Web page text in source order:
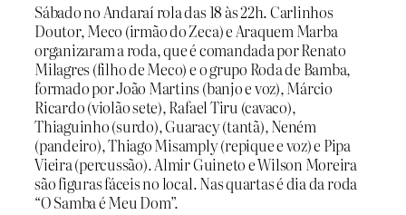
Sábado no Andaraí rola das 18 às 22h. Carlinhos
Doutor, Meco (irmão do Zeca) e Araquem Marba
organizaram a roda, que é comandada por Renato
Milagres (filho de Meco) e o grupo Roda de Bamba,
formado por João Martins (banjo e voz), Márcio
Ricardo (violão sete), Rafael Tiru (cavaco),
Thiaguinho (surdo), Guaracy (tantã), Neném
(pandeiro), Thiago Misamply (repique e voz) e Pipa
Vieira (percussão). Almir Guineto e Wilson Moreira
são figuras fáceis no local. Nas quartas é dia da roda
“O Samba é Meu Dom”.